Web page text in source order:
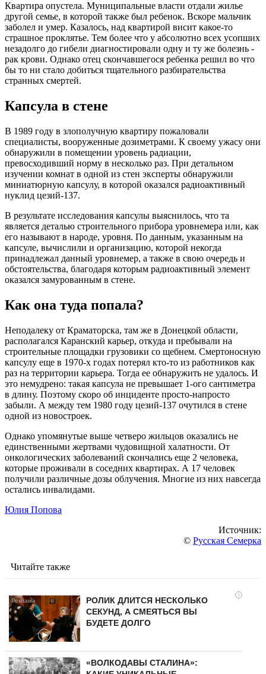
Квартира опустела. Муниципальные власти отдали жилье
другой семье, в которой также был ребенок. Вскоре мальчик
заболел и умер. Казалось, над квартирой висит какое-то
страшное проклятье. Тем более что у абсолютно всех усопших
незадолго до гибели диагностировали одну и ту же болезнь -
рак крови. Однако отец скончавшегося ребенка решил во что
бы то ни стало добиться тщательного разбирательства
странных смертей.
Капсула в стене
В 1989 году в злополучную квартиру пожаловали
специалисты, вооруженные дозиметрами. К своему ужасу они
обнаружили в помещении уровень радиации,
превосходивший норму в несколько раз. При детальном
изучении комнат в одной из стен эксперты обнаружили
миниатюрную капсулу, в которой оказался радиоактивный
нуклид цезий-137.
В результате исследования капсулы выяснилось, что та
является деталью строительного прибора уровнемера или, как
его называют в народе, уровня. По данным, указанным на
капсуле, вычислили и организацию, которой некогда
принадлежал данный уровнемер, а также в свою очередь и
обстоятельства, благодаря которым радиоактивный элемент
оказался замурованным в стене.
Как она туда попала?
Неподалеку от Краматорска, там же в Донецкой области,
располагался Каранский карьер, откуда и пребывали на
строительные площадки грузовики со щебнем. Смертоносную
капсулу еще в 1970-х годах потерял кто-то из работников как
раз на территории карьера. Тогда ее обнаружить не удалось. И
это немудрено: такая капсула не превышает 1-ого сантиметра
в длину. Поэтому скоро об инциденте просто-напросто
забыли. А между тем 1980 году цезий-137 очутился в стене
одной из новостроек.
Однако упомянутые выше четверо жильцов оказались не
единственными жертвами чудовищной халатности. От
онкологических заболеваний скончались еще 2 человека,
которые проживали в соседних квартирах. А 17 человек
получили различные дозы облучения. Многие из них навсегда
остались инвалидами.
Юлия Попова
Источник:
© Русская Семерка
Читайте также
i
РОЛИК ДЛИТСЯ НЕСКОЛЬКО
СЕКУНД, А СМЕЯТЬСЯ ВЫ
БУДЕТЕ ДОЛГО
«ВОЛКОДАВЫ СТАЛИНА»: